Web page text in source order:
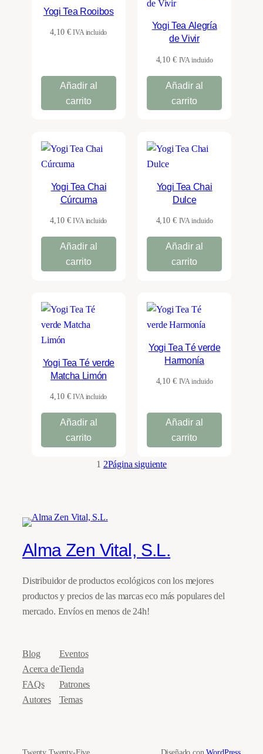
Yogi Tea Rooibos
4,10 € IVA incluido
Añadir al
carrito
Yogi Tea Alegría
de Vivir
4,10 € IVA incluido
Añadir al
carrito
Yogi Tea Chai
Cúrcuma
4,10 € IVA incluido
Añadir al
carrito
Yogi Tea Chai
Dulce
4,10 € IVA incluido
Añadir al
carrito
Yogi Tea Té verde
Matcha Limón
4,10 € IVA incluido
Añadir al
carrito
Yogi Tea Té verde
Harmonía
4,10 € IVA incluido
Añadir al
carrito
1 2Página siguiente
Alma Zen Vital, S.L.
Distribuidor de productos ecológicos con los mejores
productos y precios de las marcas eco más populares del
mercado. Envíos en menos de 24h!
Blog
Acerca de
FAQs
Autores
Eventos
Tienda
Patrones
Temas
Twenty Twenty-Five Diseñado conWordPress